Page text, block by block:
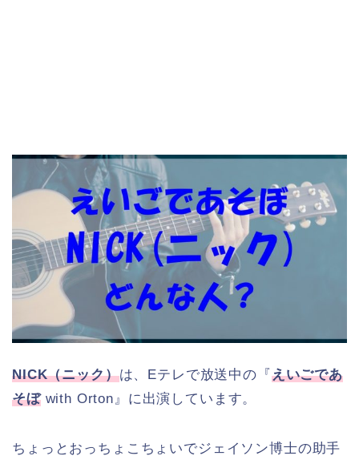
NICK（ニック）は、Eテレで放送中の『えいごであ
そぼwith Orton』に出演しています。
ちょっとおっちょこちょいでジェイソン博士の助手